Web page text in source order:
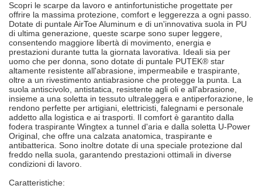
Scopri le scarpe da lavoro e antinfortunistiche progettate per
offrire la massima protezione, comfort e leggerezza a ogni passo.
Dotate di puntale AirToe Aluminum e di un'innovativa suola in PU
di ultima generazione, queste scarpe sono super leggere,
consentendo maggiore libertà di movimento, energia e
prestazioni durante tutta la giornata lavorativa. Ideali sia per
uomo che per donna, sono dotate di puntale PUTEK® star
altamente resistente all'abrasione, impermeabile e traspirante,
oltre a un rivestimento antiabrasione che protegge la punta. La
suola antiscivolo, antistatica, resistente agli oli e all'abrasione,
insieme a una soletta in tessuto ultraleggera e antiperforazione, le
rendono perfette per artigiani, elettricisti, falegnami e personale
addetto alla logistica e ai trasporti. Il comfort è garantito dalla
fodera traspirante Wingtex a tunnel d'aria e dalla soletta U-Power
Original, che offre una calzata anatomica, traspirante e
antibatterica. Sono inoltre dotate di una speciale protezione dal
freddo nella suola, garantendo prestazioni ottimali in diverse
condizioni di lavoro.
Caratteristiche: